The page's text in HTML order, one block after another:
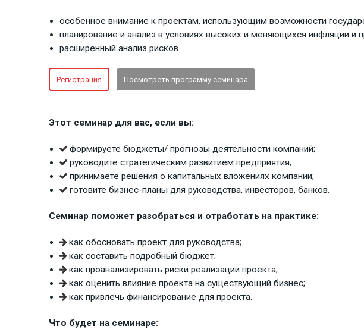
особенное внимание к проектам, использующим возможности
планирование и анализ в условиях высоких и меняющихся инфляции и
расширенный анализ рисков.
Регистрация Посмотреть программу семинара
Этот семинар для вас, если вы:
формируете бюджеты/ прогнозы деятельности компаний;
руководите стратегическим развитием предприятия;
принимаете решения о капитальных вложениях компании;
готовите бизнес-планы для руководства, инвесторов, банков.
Семинар поможет разобраться и отработать на практике:
как обосновать проект для руководства;
как составить подробный бюджет;
как проанализировать риски реализации проекта;
как оценить влияние проекта на существующий бизнес;
как привлечь финансирование для проекта.
Что будет на семинаре: